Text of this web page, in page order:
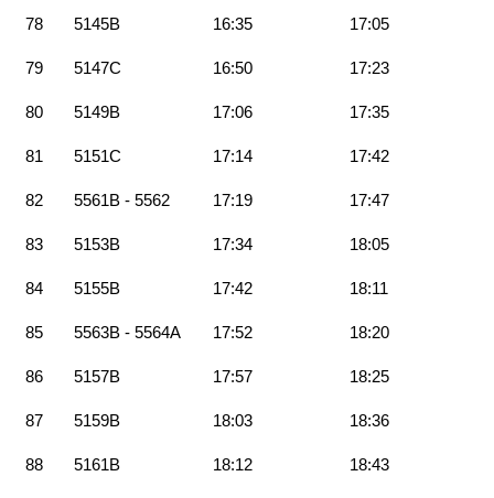
78 5145B 16:35 17:05
79 5147C 16:50 17:23
80 5149B 17:06 17:35
81 5151C 17:14 17:42
82 5561B - 5562 17:19 17:47
83 5153B 17:34 18:05
84 5155B 17:42 18:11
85 5563B - 5564A 17:52 18:20
86 5157B 17:57 18:25
87 5159B 18:03 18:36
88 5161B 18:12 18:43